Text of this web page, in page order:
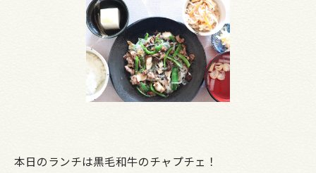
本日のランチは黒毛和牛のチャプチェ！